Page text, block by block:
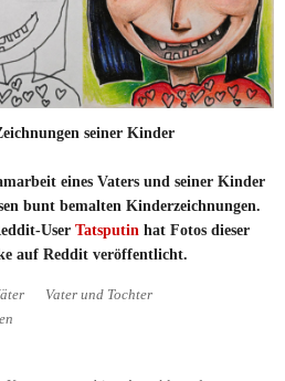
seiner Kinder
eines Vaters und seiner Kinder
bunt bemalten Kinderzeichnungen.
User Tatsputin hat Fotos dieser
auf Reddit veröffentlicht.
Vater und Tochter
koloriert Zeichnungen seiner Kinder